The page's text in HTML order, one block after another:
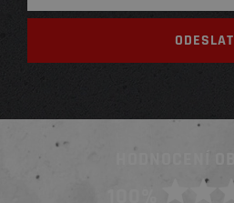
HODNOCENÍ